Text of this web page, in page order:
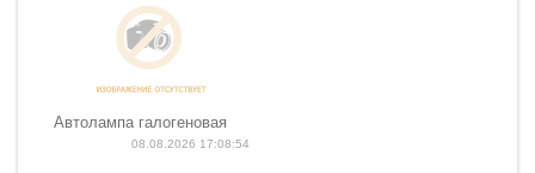
Автолампа галогеновая
08.08.2026 17:08:54